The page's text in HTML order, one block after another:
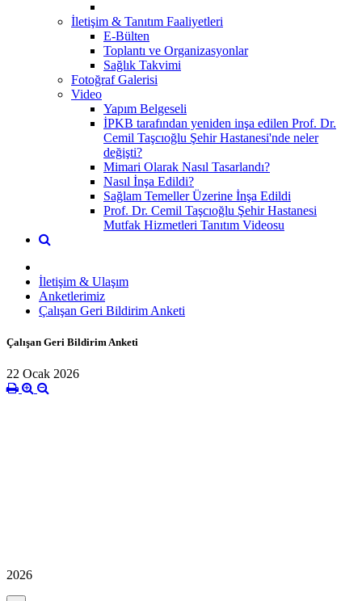
İletişim & Tanıtım Faaliyetleri
E-Bülten
Toplantı ve Organizasyonlar
Sağlık Takvimi
Fotoğraf Galerisi
Video
Yapım Belgeseli
İPKB tarafından yeniden inşa edilen Prof. Dr.
Cemil Taşcıoğlu Şehir Hastanesi'nde neler
değişti?
Mimari Olarak Nasıl Tasarlandı?
Nasıl İnşa Edildi?
Sağlam Temeller Üzerine İnşa Edildi
Prof. Dr. Cemil Taşcıoğlu Şehir Hastanesi
Mutfak Hizmetleri Tanıtım Videosu
İletişim & Ulaşım
Anketlerimiz
Çalışan Geri Bildirim Anketi
Çalışan Geri Bildirim Anketi
22 Ocak 2026
2026